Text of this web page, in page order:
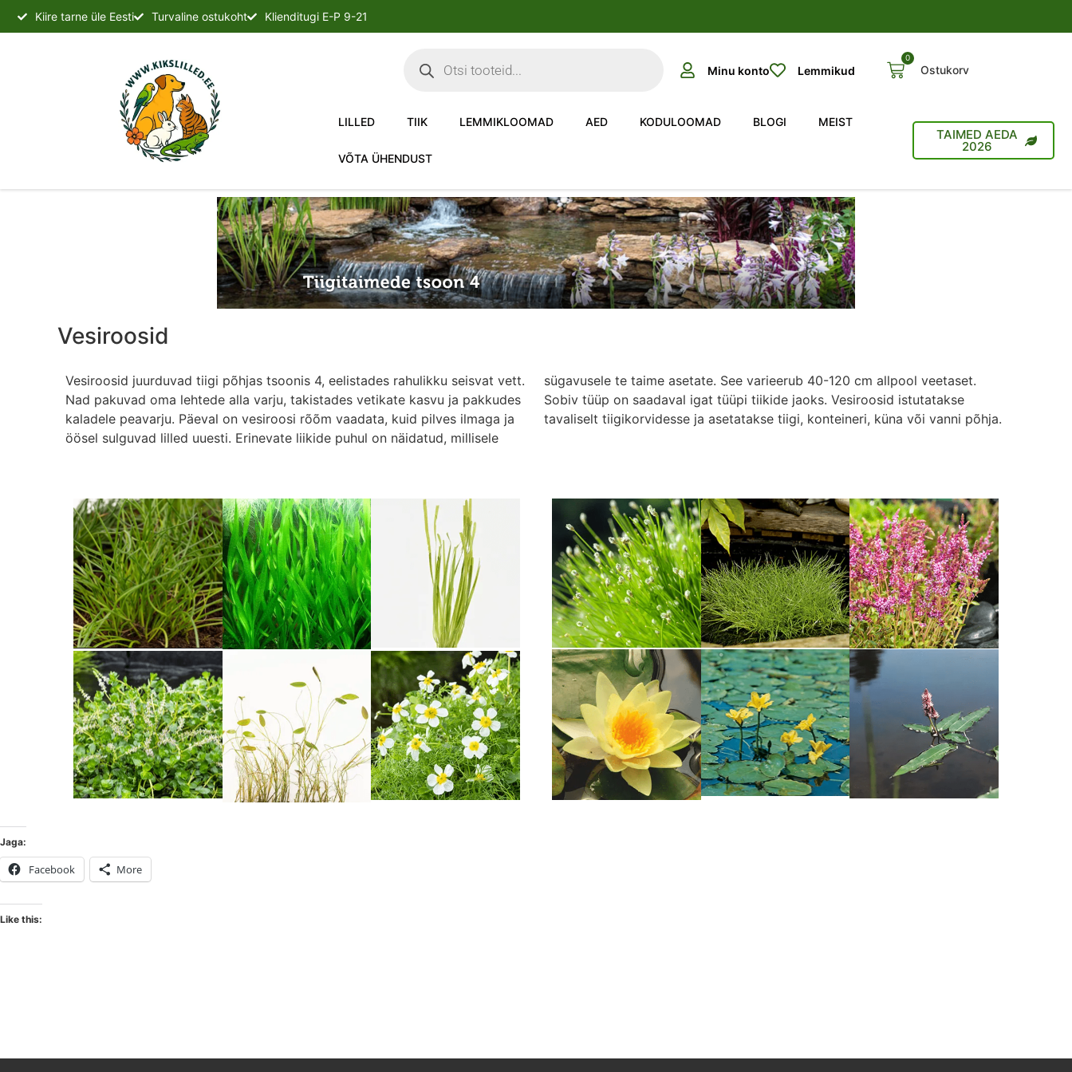
Kiire tarne üle Eesti Turvaline ostukoht Klienditugi E-P 9-21
Minu konto Lemmikud
0
Ostukorv
LILLED TIIK LEMMIKLOOMAD AED KODULOOMAD BLOGI MEIST
VÕTA ÜHENDUST
TAIMED AEDA
2026
Vesiroosid
Vesiroosid juurduvad tiigi põhjas tsoonis 4, eelistades rahulikku seisvat vett.
Nad pakuvad oma lehtede alla varju, takistades vetikate kasvu ja pakkudes
kaladele peavarju. Päeval on vesiroosi rõõm vaadata, kuid pilves ilmaga ja
öösel sulguvad lilled uuesti. Erinevate liikide puhul on näidatud, millisele
sügavusele te taime asetate. See varieerub 40-120 cm allpool veetaset.
Sobiv tüüp on saadaval igat tüüpi tiikide jaoks. Vesiroosid istutatakse
tavaliselt tiigikorvidesse ja asetatakse tiigi, konteineri, küna või vanni põhja.
Jaga:
Facebook More
Like this: